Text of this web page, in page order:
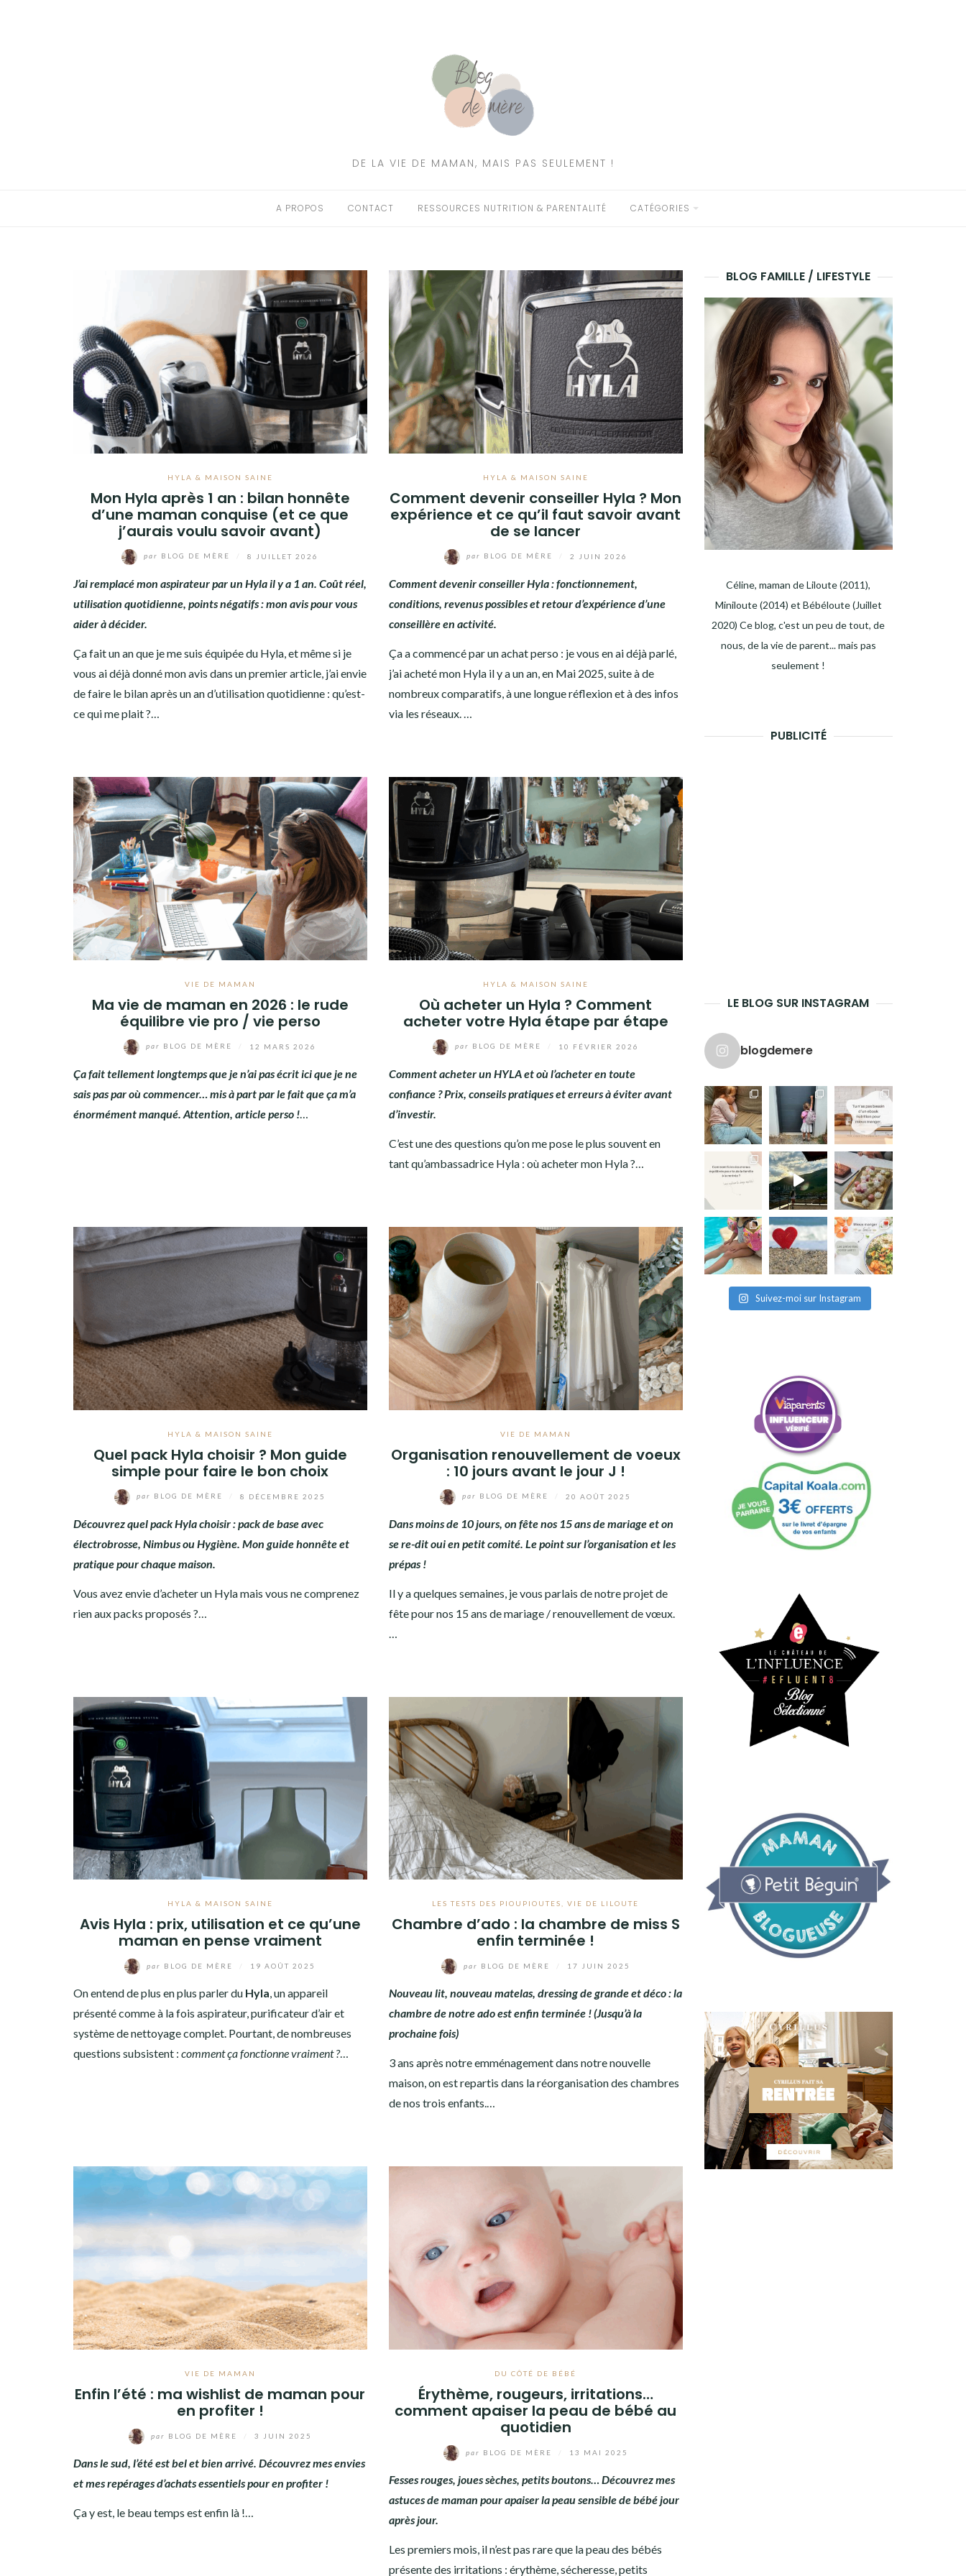
DE LA VIE DE MAMAN, MAIS PAS SEULEMENT !
A PROPOS CONTACT RESSOURCES NUTRITION & PARENTALITÉ CATÉGORIES
HYLA & MAISON SAINE
Mon Hyla après 1 an : bilan honnête
d’une maman conquise (et ce que
j’aurais voulu savoir avant)
par BLOG DE MÈRE 8 JUILLET 2026
J’ai remplacé mon aspirateur par un Hyla il y a 1 an. Coût réel,
utilisation quotidienne, points négatifs : mon avis pour vous
aider à décider.
Ça fait un an que je me suis équipée du Hyla, et même si je
vous ai déjà donné mon avis dans un premier article, j’ai envie
de faire le bilan après un an d’utilisation quotidienne : qu’est-
ce qui me plait ?…
HYLA & MAISON SAINE
Comment devenir conseiller Hyla ? Mon
expérience et ce qu’il faut savoir avant
de se lancer
par BLOG DE MÈRE 2 JUIN 2026
Comment devenir conseiller Hyla : fonctionnement,
conditions, revenus possibles et retour d’expérience d’une
conseillère en activité.
Ça a commencé par un achat perso : je vous en ai déjà parlé,
j’ai acheté mon Hyla il y a un an, en Mai 2025, suite à de
nombreux comparatifs, à une longue réflexion et à des infos
via les réseaux. …
VIE DE MAMAN
Ma vie de maman en 2026 : le rude
équilibre vie pro / vie perso
par BLOG DE MÈRE 12 MARS 2026
Ça fait tellement longtemps que je n’ai pas écrit ici que je ne
sais pas par où commencer… mis à part par le fait que ça m’a
énormément manqué. Attention, article perso !
HYLA & MAISON SAINE
Où acheter un Hyla ? Comment
acheter votre Hyla étape par étape
par BLOG DE MÈRE 10 FÉVRIER 2026
Comment acheter un HYLA et où l’acheter en toute
confiance ? Prix, conseils pratiques et erreurs à éviter avant
d’investir.
C’est une des questions qu’on me pose le plus souvent en
tant qu’ambassadrice Hyla : où acheter mon Hyla ?…
HYLA & MAISON SAINE
Quel pack Hyla choisir ? Mon guide
simple pour faire le bon choix
par BLOG DE MÈRE 8 DÉCEMBRE 2025
Découvrez quel pack Hyla choisir : pack de base avec
électrobrosse, Nimbus ou Hygiène. Mon guide honnête et
pratique pour chaque maison.
Vous avez envie d’acheter un Hyla mais vous ne comprenez
rien aux packs proposés ?…
VIE DE MAMAN
Organisation renouvellement de voeux
: 10 jours avant le jour J !
par BLOG DE MÈRE 20 AOÛT 2025
Dans moins de 10 jours, on fête nos 15 ans de mariage et on
se re-dit oui en petit comité. Le point sur l’organisation et les
prépas !
Il y a quelques semaines, je vous parlais de notre projet de
fête pour nos 15 ans de mariage / renouvellement de vœux.
HYLA & MAISON SAINE
Avis Hyla : prix, utilisation et ce qu’une
maman en pense vraiment
par BLOG DE MÈRE 19 AOÛT 2025
On entend de plus en plus parler du Hyla, un appareil
présenté comme à la fois aspirateur, purificateur d’air et
système de nettoyage complet. Pourtant, de nombreuses
questions subsistent : comment ça fonctionne vraiment ?…
LES TESTS DES PIOUPIOUTES ,VIE DE LILOUTE
Chambre d’ado : la chambre de miss S
enfin terminée !
par BLOG DE MÈRE 17 JUIN 2025
Nouveau lit, nouveau matelas, dressing de grande et déco : la
chambre de notre ado est enfin terminée ! (Jusqu’à la
prochaine fois)
3 ans après notre emménagement dans notre nouvelle
maison, on est repartis dans la réorganisation des chambres
de nos trois enfants.…
VIE DE MAMAN
Enfin l’été : ma wishlist de maman pour
en profiter !
par BLOG DE MÈRE 3 JUIN 2025
Dans le sud, l’été est bel et bien arrivé. Découvrez mes envies
et mes repérages d’achats essentiels pour en profiter !
Ça y est, le beau temps est enfin là !…
DU CÔTÉ DE BÉBÉ
Érythème, rougeurs, irritations…
comment apaiser la peau de bébé au
quotidien
par BLOG DE MÈRE 13 MAI 2025
Fesses rouges, joues sèches, petits boutons… Découvrez mes
astuces de maman pour apaiser la peau sensible de bébé jour
après jour.
Les premiers mois, il n’est pas rare que la peau des bébés
présente des irritations : érythème, sécheresse, petits
BLOG FAMILLE / LIFESTYLE
Céline, maman de Liloute (2011),
Miniloute (2014) et Bébéloute (Juillet
2020) Ce blog, c'est un peu de tout, de
nous, de la vie de parent... mais pas
seulement !
PUBLICITÉ
LE BLOG SUR INSTAGRAM
blogdemere
Suivez-moi sur Instagram